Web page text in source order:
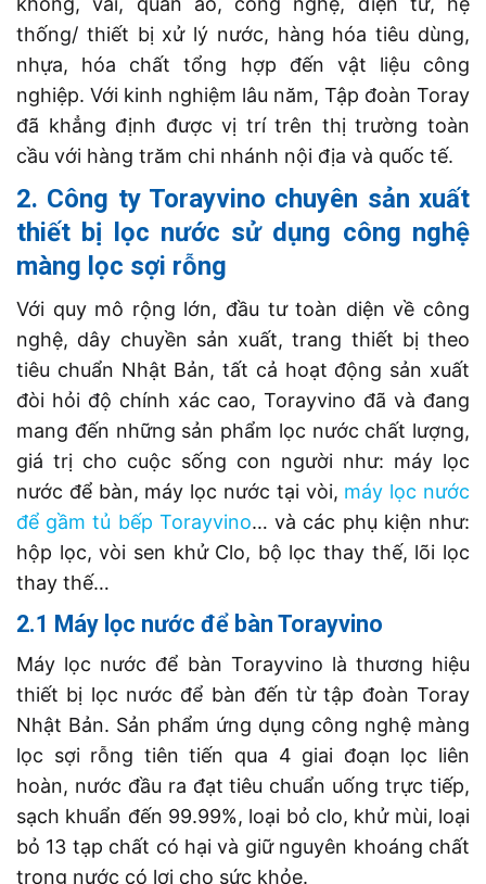
thống/ thiết bị xử lý nước, hàng hóa tiêu dùng,
nhựa, hóa chất tổng hợp đến vật liệu công
nghiệp. Với kinh nghiệm lâu năm, Tập đoàn Toray
đã khẳng định được vị trí trên thị trường toàn
cầu với hàng trăm chi nhánh nội địa và quốc tế.
2. Công ty Torayvino chuyên sản xuất
thiết bị lọc nước sử dụng công nghệ
màng lọc sợi rỗng
Với quy mô rộng lớn, đầu tư toàn diện về công
nghệ, dây chuyền sản xuất, trang thiết bị theo
tiêu chuẩn Nhật Bản, tất cả hoạt động sản xuất
đòi hỏi độ chính xác cao, Torayvino đã và đang
mang đến những sản phẩm lọc nước chất lượng,
giá trị cho cuộc sống con người như: máy lọc
nước để bàn, máy lọc nước tại vòi, máy lọc nước
để gầm tủ bếp Torayvino… và các phụ kiện như:
hộp lọc, vòi sen khử Clo, bộ lọc thay thế, lõi lọc
thay thế…
2.1 Máy lọc nước để bàn Torayvino
Máy lọc nước để bàn Torayvino là thương hiệu
thiết bị lọc nước để bàn đến từ tập đoàn Toray
Nhật Bản. Sản phẩm ứng dụng công nghệ màng
lọc sợi rỗng tiên tiến qua 4 giai đoạn lọc liên
hoàn, nước đầu ra đạt tiêu chuẩn uống trực tiếp,
sạch khuẩn đến 99.99%, loại bỏ clo, khử mùi, loại
bỏ 13 tạp chất có hại và giữ nguyên khoáng chất
trong nước có lợi cho sức khỏe.